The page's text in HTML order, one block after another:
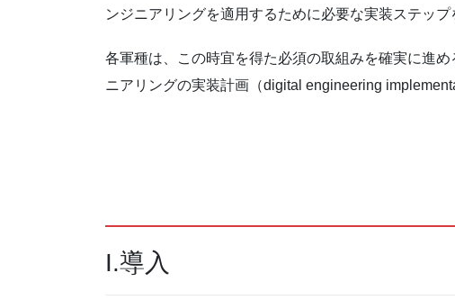
ンジニアリングを適用するために必要な実装ステップ
各軍種は、この時宜を得た必須の取組みを確実に進
ニアリングの実装計画（digital engineering
I.導入